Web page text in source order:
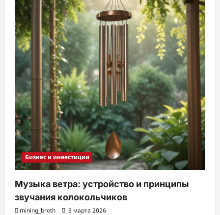
Бизнес и инвестиции
Музыка ветра: устройство и принципы
звучания колокольчиков
mining_broth 3 марта 2026